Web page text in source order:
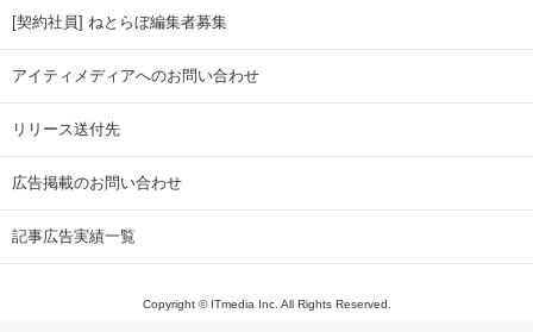
[契約社員] ねとらぼ編集者募集
アイティメディアへのお問い合わせ
リリース送付先
広告掲載のお問い合わせ
記事広告実績一覧
Copyright © ITmedia Inc. All Rights Reserved.